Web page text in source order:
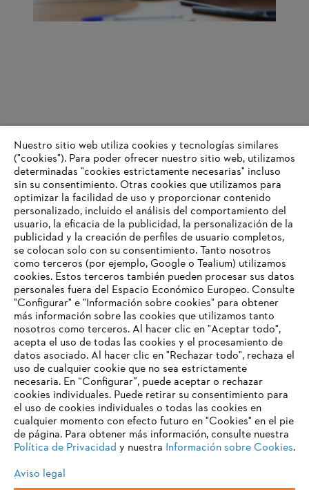
Serie STIHL Timbersports®
Infórmate sobre la categoría reina de la tala deportiva de madera en
nuestra sección de prensa en el sitio web de TIMBERSPORTS®.
Información para proveedores
Productos
Contacto
Carrera profesional
Sistema de denuncia de irregularidades
Nuestro sitio web utiliza cookies y tecnologías similares
("cookies"). Para poder ofrecer nuestro sitio web, utilizamos
determinadas "cookies estrictamente necesarias" incluso
sin su consentimiento. Otras cookies que utilizamos para
optimizar la facilidad de uso y proporcionar contenido
personalizado, incluido el análisis del comportamiento del
usuario, la eficacia de la publicidad, la personalización de la
publicidad y la creación de perfiles de usuario completos,
se colocan solo con su consentimiento. Tanto nosotros
como terceros (por ejemplo, Google o Tealium) utilizamos
cookies. Estos terceros también pueden procesar sus datos
personales fuera del Espacio Económico Europeo. Consulte
"Configurar" e "Información sobre cookies" para obtener
más información sobre las cookies que utilizamos tanto
nosotros como terceros. Al hacer clic en "Aceptar todo",
acepta el uso de todas las cookies y el procesamiento de
datos asociado. Al hacer clic en "Rechazar todo", rechaza el
uso de cualquier cookie que no sea estrictamente
necesaria. En “Configurar”, puede aceptar o rechazar
cookies individuales. Puede retirar su consentimiento para
el uso de cookies individuales o todas las cookies en
cualquier momento con efecto futuro en "Cookies" en el pie
de página. Para obtener más información, consulte nuestra
Política de Privacidad y nuestra Información sobre Cookies.
Aviso legal